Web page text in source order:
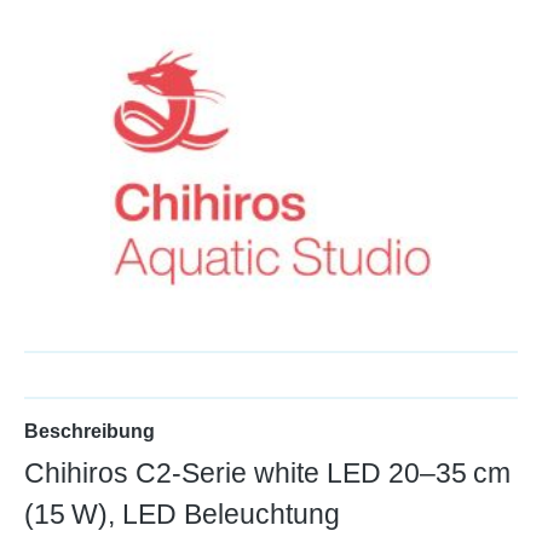
Beschreibung
Chihiros C2-Serie white LED 20–35 cm
(15 W), LED Beleuchtung